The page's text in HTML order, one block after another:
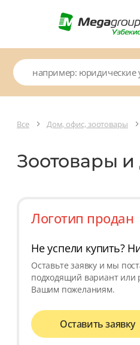
Все Дом, офис, зоотовары
Зоотовары
Логотип продан
Не успели купить?
Оставьте заявку и мы
подходящий вариант или
Вашим пожеланиям.
Оставить заявку